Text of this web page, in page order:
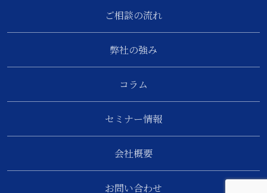
ご相談の流れ
弊社の強み
コラム
セミナー情報
会社概要
お問い合わせ